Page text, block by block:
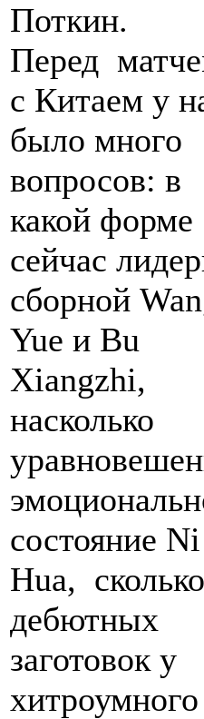
Поткин.
Перед
с Китаем у
было много
вопросов: в
какой форме
сейчас
сборной
Yue и Bu
Xiangzhi,
насколько
cостояние Ni
Hua, сколько
дебютных
заготовок у
хитроумного